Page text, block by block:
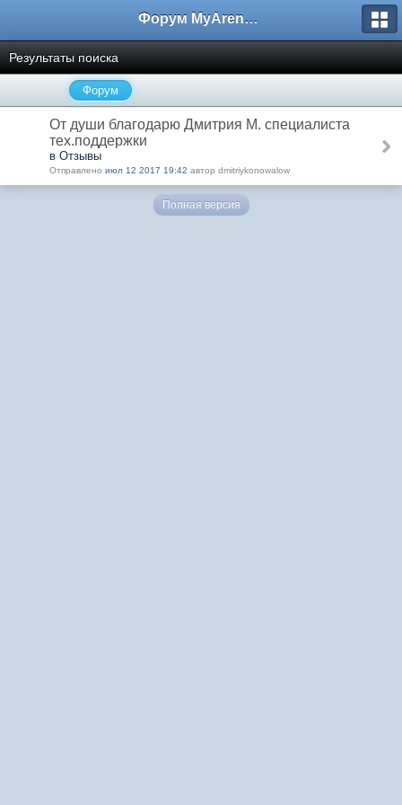
Форум MyArena.ru
Результаты поиска
Форум
От души благодарю Дмитрия М. специалиста
тех.поддержки
в Отзывы
Отправлено июл 12 2017 19:42 автор dmitriykonowalow
Полная версия